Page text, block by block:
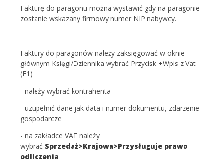
Fakturę do paragonu można wystawić gdy na paragonie
zostanie wskazany firmowy numer NIP nabywcy.
Faktury do paragonów należy zaksięgować w oknie
głównym Księgi/Dziennika wybrać Przycisk +Wpis z Vat
(F1)
- należy wybrać kontrahenta
- uzupełnić dane jak data i numer dokumentu, zdarzenie
gospodarcze
- na zakładce VAT należy
wybrać Sprzedaż>Krajowa>Przysługuje prawo
odliczenia